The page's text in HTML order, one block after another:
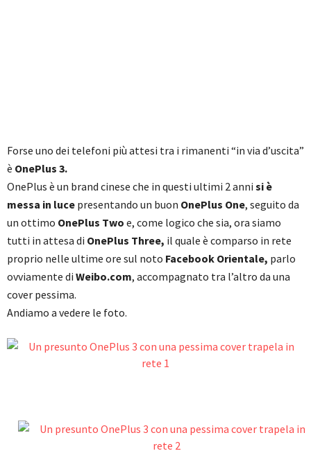
Forse uno dei telefoni più attesi tra i rimanenti “in via d’uscita”
è OnePlus 3.
OnePlus è un brand cinese che in questi ultimi 2 anni si è
messa in luce presentando un buon OnePlus One, seguito da
un ottimo OnePlus Two e, come logico che sia, ora siamo
tutti in attesa di OnePlus Three, il quale è comparso in rete
proprio nelle ultime ore sul noto Facebook Orientale, parlo
ovviamente di Weibo.com, accompagnato tra l’altro da una
cover pessima.
Andiamo a vedere le foto.